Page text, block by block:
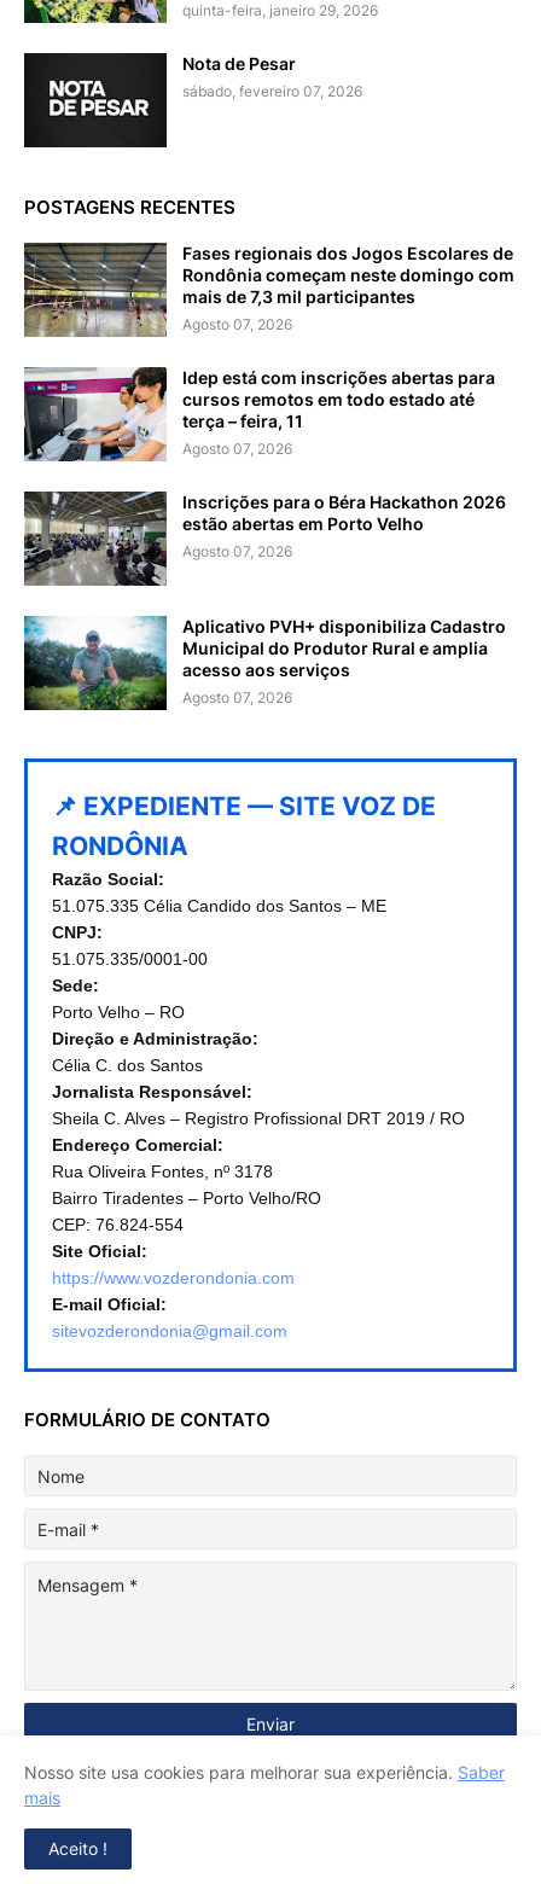
quinta-feira, janeiro 29, 2026
Nota de Pesar
sábado, fevereiro 07, 2026
POSTAGENS RECENTES
Fases regionais dos Jogos Escolares de
Rondônia começam neste domingo com
mais de 7,3 mil participantes
Agosto 07, 2026
Idep está com inscrições abertas para
cursos remotos em todo estado até
terça – feira, 11
Agosto 07, 2026
Inscrições para o Béra Hackathon 2026
estão abertas em Porto Velho
Agosto 07, 2026
Aplicativo PVH+ disponibiliza Cadastro
Municipal do Produtor Rural e amplia
acesso aos serviços
Agosto 07, 2026
📌 EXPEDIENTE — SITE VOZ DE
RONDÔNIA
Razão Social:
51.075.335 Célia Candido dos Santos – ME
CNPJ:
51.075.335/0001-00
Sede:
Porto Velho – RO
Direção e Administração:
Célia C. dos Santos
Jornalista Responsável:
Sheila C. Alves – Registro Profissional DRT 2019 / RO
Endereço Comercial:
Rua Oliveira Fontes, nº 3178
Bairro Tiradentes – Porto Velho/RO
CEP: 76.824-554
Site Oficial:
https://www.vozderondonia.com
E-mail Oficial:
sitevozderondonia@gmail.com
FORMULÁRIO DE CONTATO
Nosso site usa cookies para melhorar sua experiência. Saber
mais
Aceito !